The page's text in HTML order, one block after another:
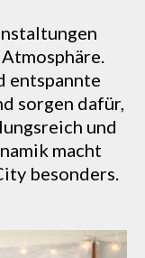
entspannte
sorgen dafür,
und
macht
besonders.